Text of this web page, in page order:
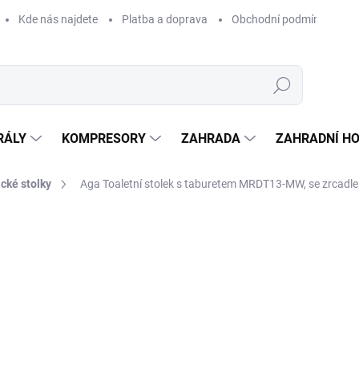
Kde nás najdete Platba a doprava Obchodní podmínky
Hledat
KOMPRESORY ZAHRADA ZAHRADNÍ
stolky Aga Toaletní stolek s taburetem MRDT13-MW, se